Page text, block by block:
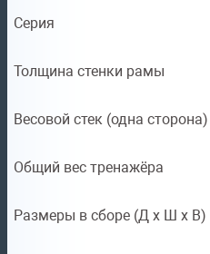
Серия
Толщина стенки рамы
Весовой стек (одна сторона)
Общий вес тренажёра
Размеры в сборе (Д x Ш x В)